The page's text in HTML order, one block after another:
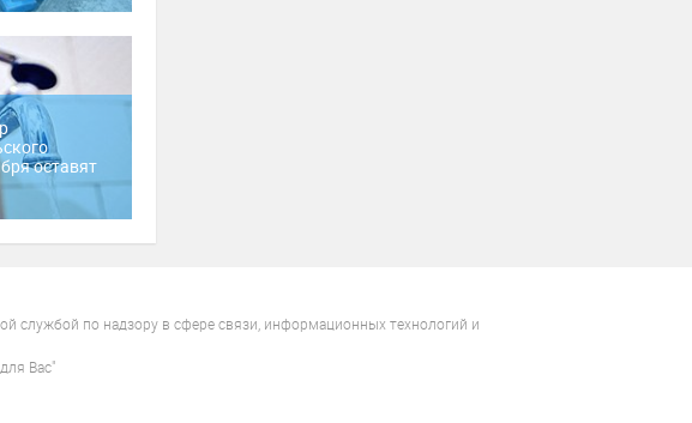
оставят
службой по надзору в сфере связи, информационных технологий и
Вас"